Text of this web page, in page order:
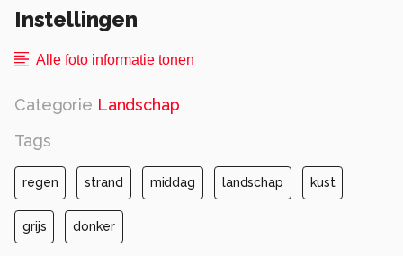
Instellingen
Alle foto informatie tonen
Categorie Landschap
Tags
regen strand middag landschap kust
grijs donker